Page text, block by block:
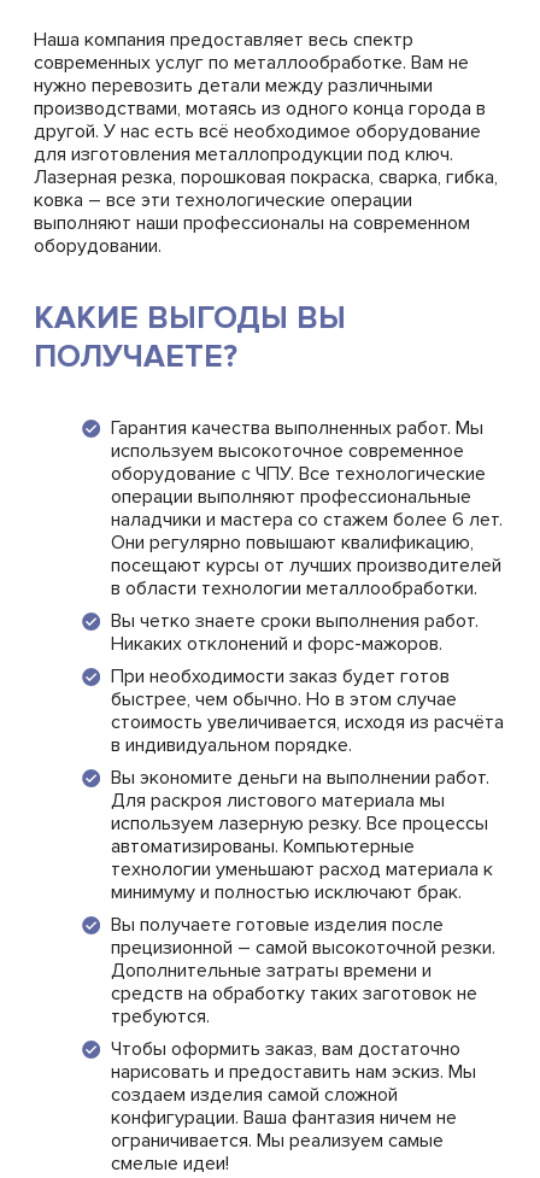
Наша компания предоставляет весь спектр
современных услуг по металлообработке. Вам не
нужно перевозить детали между различными
производствами, мотаясь из одного конца города в
другой. У нас есть всё необходимое оборудование
для изготовления металлопродукции под ключ.
Лазерная резка, порошковая покраска, сварка, гибка,
ковка – все эти технологические операции
выполняют наши профессионалы на современном
оборудовании.
КАКИЕ ВЫГОДЫ ВЫ
ПОЛУЧАЕТЕ?
Гарантия качества выполненных работ. Мы
используем высокоточное современное
оборудование с ЧПУ. Все технологические
операции выполняют профессиональные
наладчики и мастера со стажем более 6 лет.
Они регулярно повышают квалификацию,
посещают курсы от лучших производителей
в области технологии металлообработки.
Вы четко знаете сроки выполнения работ.
Никаких отклонений и форс-мажоров.
При необходимости заказ будет готов
быстрее, чем обычно. Но в этом случае
стоимость увеличивается, исходя из расчёта
в индивидуальном порядке.
Вы экономите деньги на выполнении работ.
Для раскроя листового материала мы
используем лазерную резку. Все процессы
автоматизированы. Компьютерные
технологии уменьшают расход материала к
минимуму и полностью исключают брак.
Вы получаете готовые изделия после
прецизионной – самой высокоточной резки.
Дополнительные затраты времени и
средств на обработку таких заготовок не
требуются.
Чтобы оформить заказ, вам достаточно
нарисовать и предоставить нам эскиз. Мы
создаем изделия самой сложной
конфигурации. Ваша фантазия ничем не
ограничивается. Мы реализуем самые
смелые идеи!